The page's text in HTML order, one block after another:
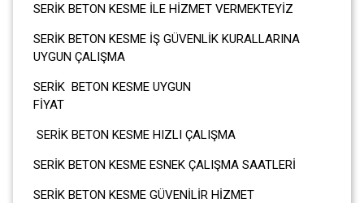
SERİK BETON KESME İLE HİZMET VERMEKTEYİZ
SERİK BETON KESME İŞ GÜVENLİK KURALLARINA
UYGUN ÇALIŞMA
SERİK BETON KESME UYGUN
SERİK BETON KESME HIZLI ÇALIŞMA
SERİK BETON KESME ESNEK ÇALIŞMA SAATLERİ
SERİK BETON KESME GÜVENİLİR HİZMET